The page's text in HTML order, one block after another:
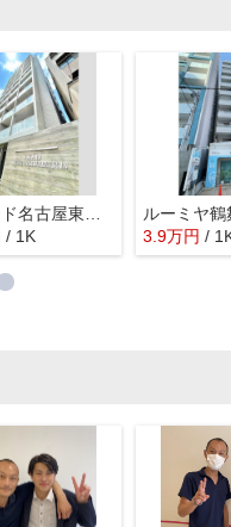
エスリード名古屋東別院
/ 1K
ルーミヤ鶴
3.9万円 /